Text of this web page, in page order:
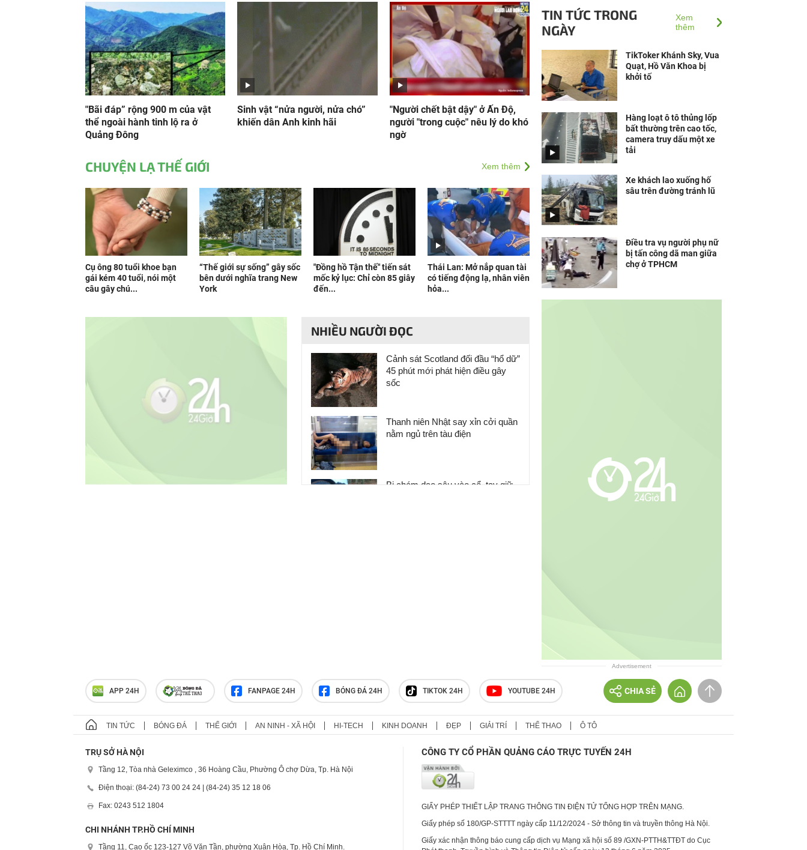
"Bãi đáp” rộng 900 m của vật
thể ngoài hành tinh lộ ra ở
Quảng Đông
Sinh vật “nửa người, nửa chó”
khiến dân Anh kinh hãi
"Người chết bật dậy" ở Ấn Độ,
người "trong cuộc" nêu lý do khó
ngờ
CHUYỆN LẠ THẾ GIỚI Xem thêm
Cụ ông 80 tuổi khoe bạn
gái kém 40 tuổi, nói một
câu gây chú...
“Thế giới sự sống” gây sốc
bên dưới nghĩa trang New
York
"Đồng hồ Tận thế" tiến sát
mốc kỷ lục: Chỉ còn 85 giây
đến...
Thái Lan: Mở nắp quan tài
có tiếng động lạ, nhân viên
hỏa...
NHIỀU NGƯỜI ĐỌC
Cảnh sát Scotland đối đầu “hổ dữ”
45 phút mới phát hiện điều gây
sốc
Thanh niên Nhật say xỉn cởi quần
nằm ngủ trên tàu điện
Bị chém dao sâu vào cổ, tay giữ
Group Hà Nam lọt Top 10
Dự án nổi bật nhất...
TIN TỨC TRONG
NGÀY
Xem
thêm
TikToker Khánh Sky, Vua
Quạt, Hồ Văn Khoa bị
khởi tố
Hàng loạt ô tô thủng lốp
bất thường trên cao tốc,
camera truy dấu một xe
tải
Xe khách lao xuống hố
sâu trên đường tránh lũ
Điều tra vụ người phụ nữ
bị tấn công dã man giữa
chợ ở TPHCM
Advertisement
APP 24H FANPAGE 24H BÓNG ĐÁ 24H TIKTOK 24H YOUTUBE 24H CHIA SẺ
TIN TỨC BÓNG ĐÁ THẾ GIỚI AN NINH - XÃ HỘI HI-TECH KINH DOANH ĐẸP GIẢI TRÍ THỂ THAO Ô TÔ
TRỤ SỞ HÀ NỘI
Tầng 12, Tòa nhà Geleximco , 36 Hoàng Cầu, Phường Ô chợ Dừa, Tp. Hà Nội
Điện thoại: (84-24) 73 00 24 24 | (84-24) 35 12 18 06
Fax: 0243 512 1804
CHI NHÁNH TP.HỒ CHÍ MINH
Tầng 11, Cao ốc 123-127 Võ Văn Tần, phường Xuân Hòa, Tp. Hồ Chí Minh.
CÔNG TY CỔ PHẦN QUẢNG CÁO TRỰC TUYẾN 24H
GIẤY PHÉP THIẾT LẬP TRANG THÔNG TIN ĐIỆN TỬ TỔNG HỢP TRÊN MẠNG.
Giấy phép số 180/GP-STTTT ngày cấp 11/12/2024 - Sở thông tin và truyền thông Hà Nội.
Giấy xác nhận thông báo cung cấp dịch vụ Mạng xã hội số 89 /GXN-PTTH&TTĐT do Cục